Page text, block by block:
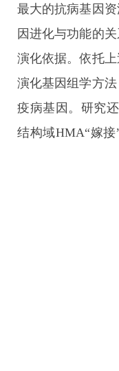
最大的抗病基因
因进化与功能的
演化依据。依托
演化基因组学方
疫病基因。研究
结构域HMA“嫁